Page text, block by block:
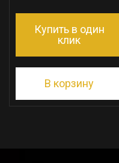
Купить в один
клик
В корзину